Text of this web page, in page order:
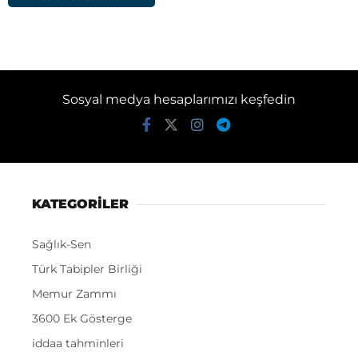
Sosyal medya hesaplarımızı keşfedin
KATEGORİLER
Sağlık-Sen
Türk Tabipler Birliği
Memur Zammı
3600 Ek Gösterge
iddaa tahminleri